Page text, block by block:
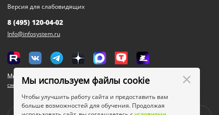
Версия для слабовидящих
8 (495) 120-04-02
Info@infosystem.ru
Москва, 111123, ул. Плеханова, 4а
схема проезда
Мы используем файлы cookie
Чтобы улучшить работу сайта и предоставить вам
больше возможностей для обучения. Продолжая